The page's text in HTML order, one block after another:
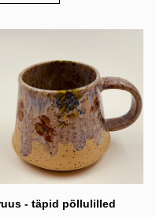
- täpid põllulilled